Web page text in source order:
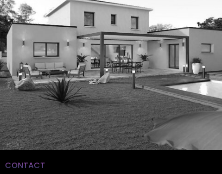
CONTACT